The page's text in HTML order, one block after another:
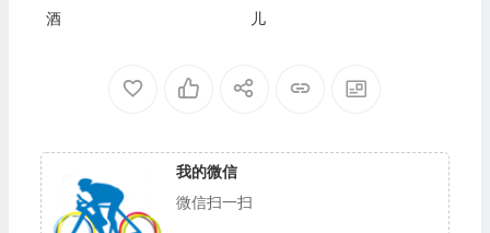
酒
儿
我的微信
微信扫一扫